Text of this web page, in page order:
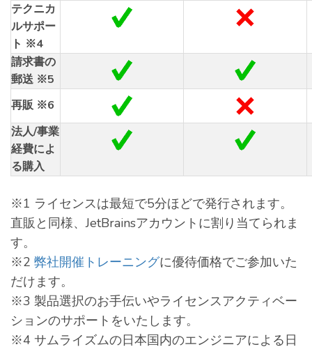
テクニカ
ルサポー
ト ※4
請求書の
郵送 ※5
再販 ※6
法人/事業
経費によ
る購入
※1 ライセンスは最短で5分ほどで発行されます。
直販と同様、JetBrainsアカウントに割り当てられま
す。
※2 弊社開催トレーニングに優待価格でご参加いた
だけます。
※3 製品選択のお手伝いやライセンスアクティベー
ションのサポートをいたします。
※4 サムライズムの日本国内のエンジニアによる日